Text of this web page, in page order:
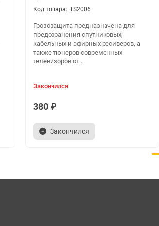
TS2006
Грозозащита предназначена для
предохранения спутниковых,
кабельных и эфирных ресиверов, а
также тюнеров современных
телевизоров от..
Закончился
380 ₽
Закончился